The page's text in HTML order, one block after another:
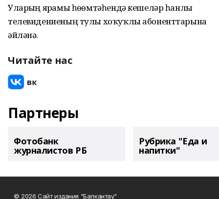
Уларҙың ярҙамы һөҙөмтәһендә кешеләр һанлы
телевидениеның тулы хоҡуҡлы абоненттарына
әйләнә.
Читайте нас
Партнеры
Фотобанк
журналистов РБ
Рубрика "Еда и
напитки"
© 2026 Сайт издания "Балкантау"